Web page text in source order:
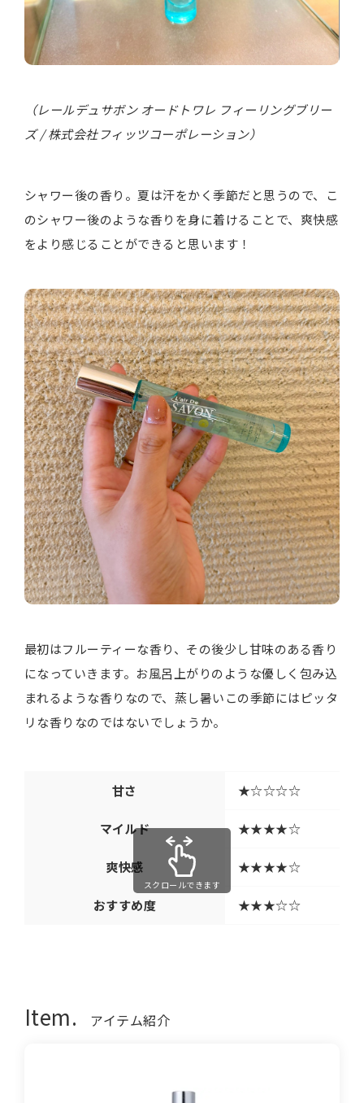
（レールデュサボン オードトワレ フィーリングブリー
ズ / 株式会社フィッツコーポレーション）
シャワー後の香り。夏は汗をかく季節だと思うので、こ
のシャワー後のような香りを身に着けることで、爽快感
をより感じることができると思います！
最初はフルーティーな香り、その後少し甘味のある香り
になっていきます。お風呂上がりのような優しく包み込
まれるような香りなので、蒸し暑いこの季節にはピッタ
リな香りなのではないでしょうか。
甘さ ★☆☆☆☆
マイルド ★★★★☆
爽快感 ★★★★☆
おすすめ度 ★★★☆☆
スクロールできます
Item. アイテム紹介